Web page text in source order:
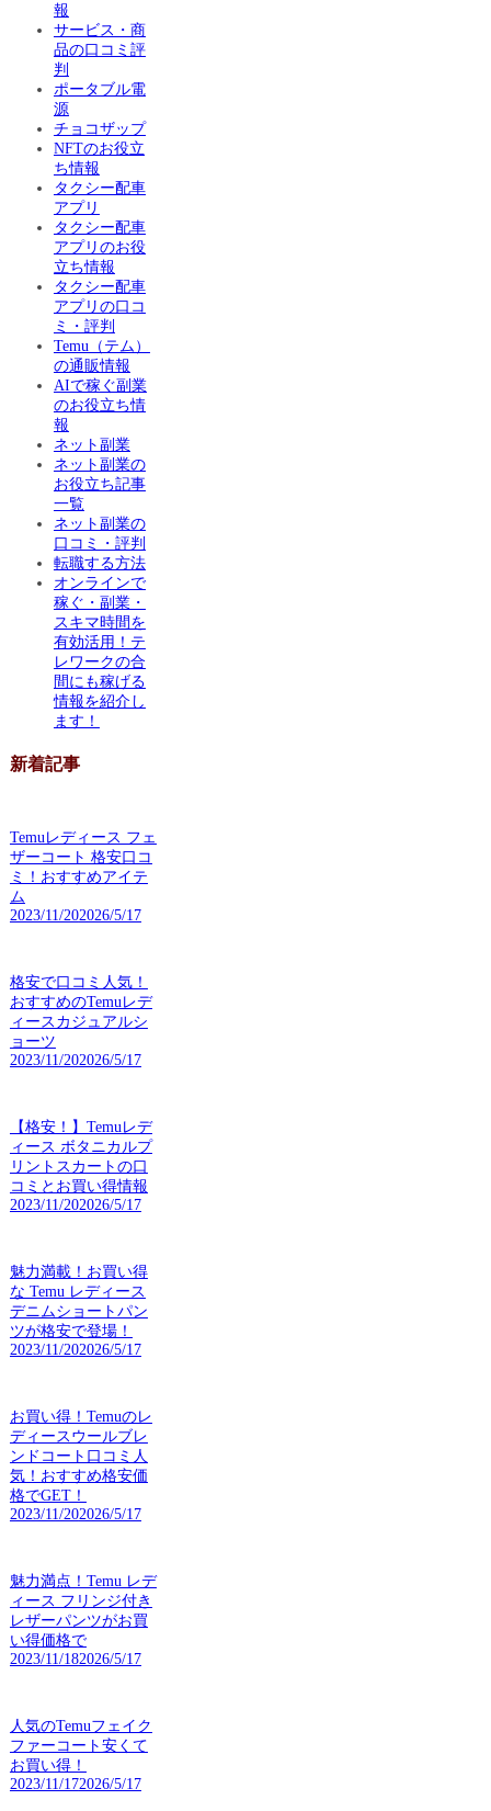
報
サービス・商
品の口コミ評
判
ポータブル電
源
チョコザップ
NFTのお役立
ち情報
タクシー配車
アプリ
タクシー配車
アプリのお役
立ち情報
タクシー配車
アプリの口コ
ミ・評判
Temu（テム）
の通販情報
AIで稼ぐ副業
のお役立ち情
報
ネット副業
ネット副業の
お役立ち記事
一覧
ネット副業の
口コミ・評判
転職する方法
オンラインで
稼ぐ・副業・
スキマ時間を
有効活用！テ
レワークの合
間にも稼げる
情報を紹介し
ます！
新着記事
Temuレディース フェ
ザーコート 格安口コ
ミ！おすすめアイテ
ム
2023/11/202026/5/17
格安で口コミ人気！
おすすめのTemuレデ
ィースカジュアルシ
ョーツ
2023/11/202026/5/17
【格安！】Temuレデ
ィース ボタニカルプ
リントスカートの口
コミとお買い得情報
2023/11/202026/5/17
魅力満載！お買い得
な Temu レディース
デニムショートパン
ツが格安で登場！
2023/11/202026/5/17
お買い得！Temuのレ
ディースウールブレ
ンドコート口コミ人
気！おすすめ格安価
格でGET！
2023/11/202026/5/17
魅力満点！Temu レデ
ィース フリンジ付き
レザーパンツがお買
い得価格で
2023/11/182026/5/17
人気のTemuフェイク
ファーコート安くて
お買い得！
2023/11/172026/5/17